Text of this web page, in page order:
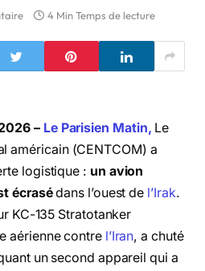
4 Min Temps de lecture
– Le Parisien Matin, Le
américain (CENTCOM) a
logistique : un avion
écrasédans l’ouest de l’Irak.
KC-135 Stratotanker
aérienne contre l’Iran, a chuté
un second appareil qui a